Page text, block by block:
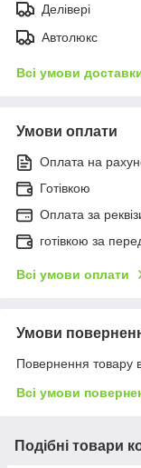
Делівері
Автолюкс
Всі умови
Умови оплати
Оплата на
Готівкою
Оплата за
готівкою за
Всі умови оплати
Умови
Повернення товару
Всі умови
Подібні товари